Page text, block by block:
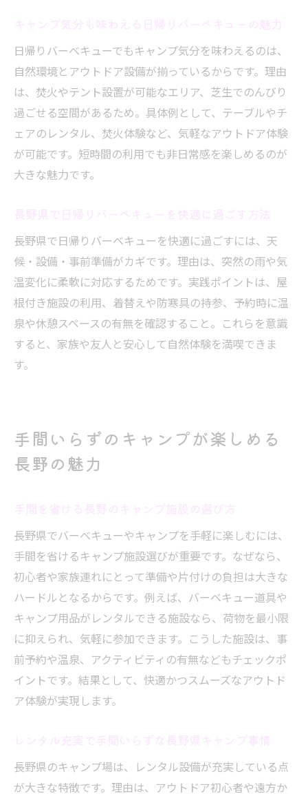
日帰りバーベキューでもキャンプ気分を味わえるのは、
自然環境とアウトドア設備が揃っているからです。理由
は、焚火やテント設置が可能なエリア、芝生でのんびり
過ごせる空間があるため。具体例として、テーブルやチ
ェアのレンタル、焚火体験など、気軽なアウトドア体験
が可能です。短時間の利用でも非日常感を楽しめるのが
大きな魅力です。
長野県で日帰りバーベキューを快適に過ごすには、天
候・設備・事前準備がカギです。理由は、突然の雨や気
温変化に柔軟に対応するためです。実践ポイントは、屋
根付き施設の利用、着替えや防寒具の持参、予約時に温
泉や休憩スペースの有無を確認すること。これらを意識
すると、家族や友人と安心して自然体験を満喫できま
す。
手間いらずのキャンプが楽しめる
長野の魅力
長野県でバーベキューやキャンプを手軽に楽しむには、
手間を省けるキャンプ施設選びが重要です。なぜなら、
初心者や家族連れにとって準備や片付けの負担は大きな
ハードルとなるからです。例えば、バーベキュー道具や
キャンプ用品がレンタルできる施設なら、荷物を最小限
に抑えられ、気軽に参加できます。こうした施設は、事
前予約や温泉、アクティビティの有無などもチェックポ
イントです。結果として、快適かつスムーズなアウトド
ア体験が実現します。
長野県のキャンプ場は、レンタル設備が充実している点
が大きな特徴です。理由は、アウトドア初心者や遠方か